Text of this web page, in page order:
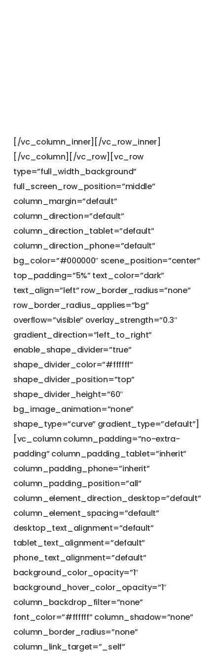
[/vc_column_inner][/vc_row_inner]
[/vc_column][/vc_row][vc_row
type=”full_width_background”
full_screen_row_position=”middle”
column_margin=”default”
column_direction=”default”
column_direction_tablet=”default”
column_direction_phone=”default”
bg_color=”#000000″ scene_position=”center”
top_padding=”5%” text_color=”dark”
text_align=”left” row_border_radius=”none”
row_border_radius_applies=”bg”
overflow=”visible” overlay_strength=”0.3″
gradient_direction=”left_to_right”
enable_shape_divider=”true”
shape_divider_color=”#ffffff”
shape_divider_position=”top”
shape_divider_height=”60″
bg_image_animation=”none”
shape_type=”curve” gradient_type=”default”]
[vc_column column_padding=”no-extra-
padding” column_padding_tablet=”inherit”
column_padding_phone=”inherit”
column_padding_position=”all”
column_element_direction_desktop=”default”
column_element_spacing=”default”
desktop_text_alignment=”default”
tablet_text_alignment=”default”
phone_text_alignment=”default”
background_color_opacity=”1″
background_hover_color_opacity=”1″
column_backdrop_filter=”none”
font_color=”#ffffff” column_shadow=”none”
column_border_radius=”none”
column_link_target=”_self”